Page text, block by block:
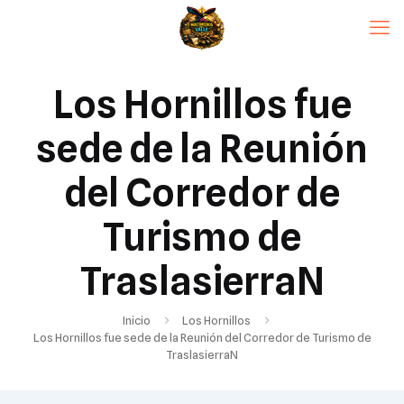
Los Hornillos fue
sede de la Reunión
del Corredor de
Turismo de
Traslasierra ​N
Inicio
Los Hornillos
Los Hornillos fue sede de la Reunión del Corredor de Turismo de
Traslasierra ​N